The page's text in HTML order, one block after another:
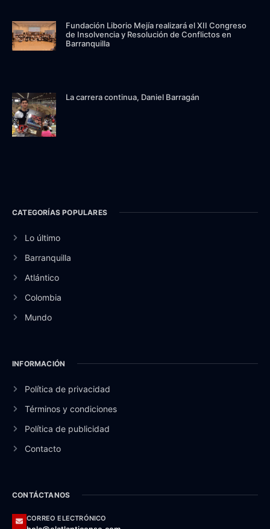
Fundación Liborio Mejía realizará el XII Congreso
de Insolvencia y Resolución de Conflictos en
Barranquilla
La carrera continua, Daniel Barragán
CATEGORÍAS POPULARES
Lo último
Barranquilla
Atlántico
Colombia
Mundo
INFORMACIÓN
Política de privacidad
Términos y condiciones
Política de publicidad
Contacto
CONTÁCTANOS
CORREO ELECTRÓNICO